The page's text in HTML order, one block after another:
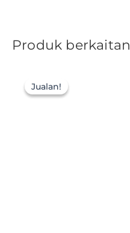
Produk berkaitan
Jualan!
Jualan!